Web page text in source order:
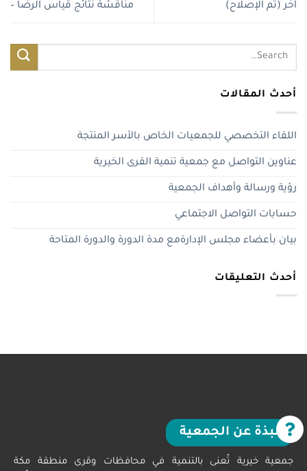
آخر (تم الإصلاح)
مناقشة نتائج قياس الرضا –
أحدث المقالات
اللقاء التخصصي للجمعيات الخاص بالأسر المنتجة
عناوين التواصل مع جمعية تنمية القرى الخيرية
رؤية ورسالة وأهداف الجمعية
حسابات التواصل الاجتماعي
بيان بأعضاء مجلس الإدارةمع مدة الدورة والدورة المتاحة
أحدث التعليقات
نبذة عن الجمعية
جمعية خيرية تُعنى بالتنمية في محافظات وقرى منطقة مكة